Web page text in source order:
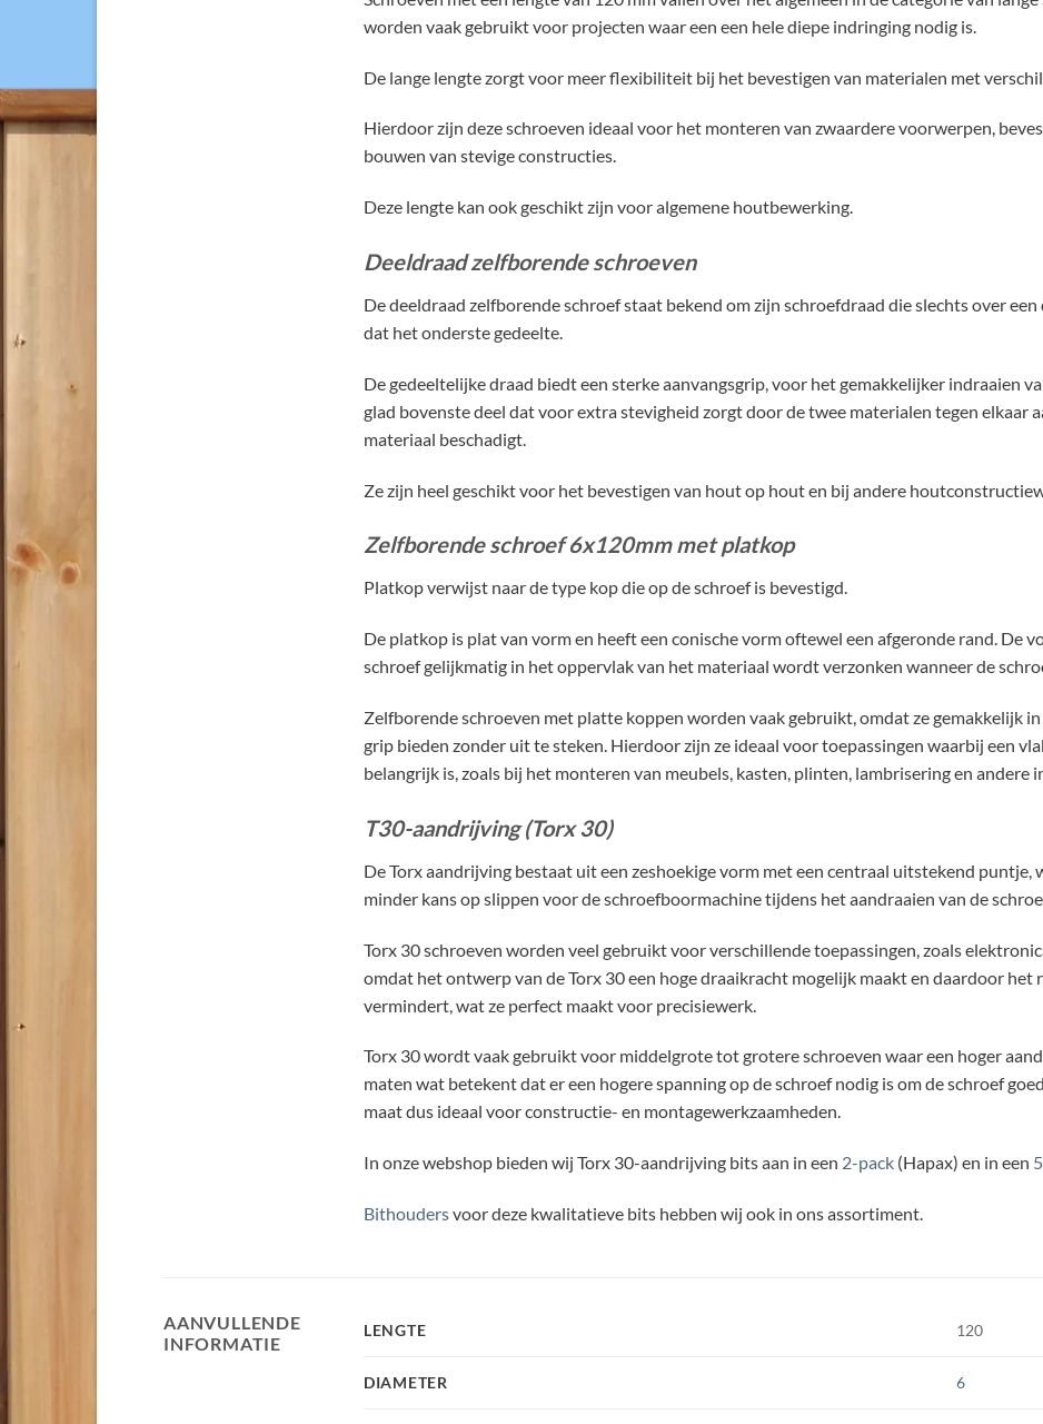
worden vaak gebruikt voor projecten waar een een hele diepe indringing nodig is.
De lange lengte zorgt voor meer flexibiliteit bij het bevestigen van materialen met
Hierdoor zijn deze schroeven ideaal voor het monteren van zwaardere voorwerpen,
bouwen van stevige constructies.
Deze lengte kan ook geschikt zijn voor algemene houtbewerking.
Deeldraad zelfborende schroeven
De deeldraad zelfborende schroef staat bekend om zijn schroefdraad die slechts over
dat het onderste gedeelte.
De gedeeltelijke draad biedt een sterke aanvangsgrip, voor het gemakkelijker indraaien
glad bovenste deel dat voor extra stevigheid zorgt door de twee materialen tegen elkaar
materiaal beschadigt.
Ze zijn heel geschikt voor het bevestigen van hout op hout en bij andere
Zelfborende schroef 6x120mm met platkop
Platkop verwijst naar de type kop die op de schroef is bevestigd.
De platkop is plat van vorm en heeft een conische vorm oftewel een afgeronde rand. De
schroef gelijkmatig in het oppervlak van het materiaal wordt verzonken wanneer de
Zelfborende schroeven met platte koppen worden vaak gebruikt, omdat ze gemakkelijk
grip bieden zonder uit te steken. Hierdoor zijn ze ideaal voor toepassingen waarbij een
belangrijk is, zoals bij het monteren van meubels, kasten, plinten, lambrisering en andere
T30-aandrijving (Torx 30)
De Torx aandrijving bestaat uit een zeshoekige vorm met een centraal uitstekend puntje,
minder kans op slippen voor de schroefboormachine tijdens het aandraaien van de
Torx 30 schroeven worden veel gebruikt voor verschillende toepassingen, zoals
omdat het ontwerp van de Torx 30 een hoge draaikracht mogelijk maakt en daardoor
vermindert, wat ze perfect maakt voor precisiewerk.
Torx 30 wordt vaak gebruikt voor middelgrote tot grotere schroeven waar een hoger
maten wat betekent dat er een hogere spanning op de schroef nodig is om de schroef
maat dus ideaal voor constructie- en montagewerkzaamheden.
In onze webshop bieden wij Torx 30-aandrijving bits aan in een 2-pack (Hapax) en in een
Bithoudersvoor deze kwalitatieve bits hebben wij ook in ons assortiment.
AANVULLENDE
INFORMATIE
LENGTE 120
DIAMETER 6